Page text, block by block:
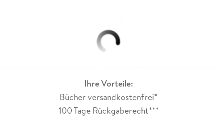
Ihre Vorteile:
Bücher versandkostenfrei*
100 Tage Rückgaberecht***